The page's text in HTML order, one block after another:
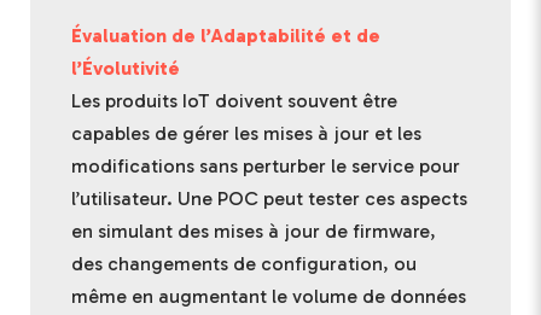
Évaluation de l’Adaptabilité et de
l’Évolutivité
Les produits IoT doivent souvent être
capables de gérer les mises à jour et les
modifications sans perturber le service pour
l’utilisateur. Une POC peut tester ces aspects
en simulant des mises à jour de firmware,
des changements de configuration, ou
même en augmentant le volume de données